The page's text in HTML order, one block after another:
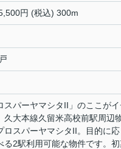
円 (税込) 300m
スパーヤマシタII」のここが
久大本線久留米高校前駅周辺
ロスパーヤマシタII。目的に
る2駅利用可能な物件です。